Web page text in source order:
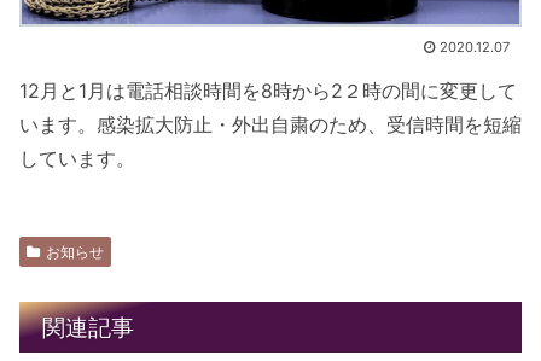
2020.12.07
12月と1月は電話相談時間を8時から2２時の間に変更して
います。感染拡大防止・外出自粛のため、受信時間を短縮
しています。
お知らせ
関連記事